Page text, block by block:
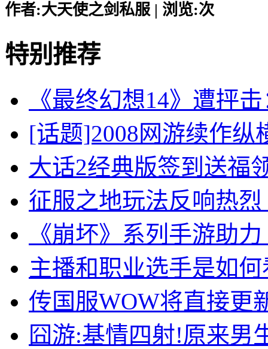
作者:大天使之剑私服 | 浏览:次
特别推荐
《最终幻想14》遭抨
[话题]2008网游续作纵
大话2经典版签到送福
征服之地玩法反响热
《崩坏》系列手游助
主播和职业选手是如
传国服WOW将直接更
囧游:基情四射!原来男